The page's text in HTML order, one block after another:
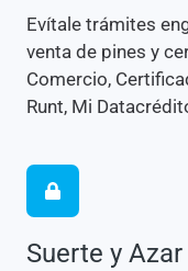
Evítale trámites
venta de pines y
Comercio,
Runt, Mi
Suerte y Azar